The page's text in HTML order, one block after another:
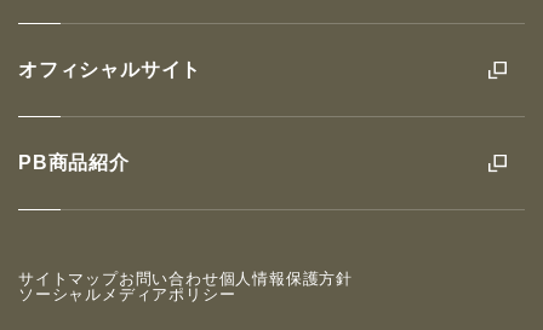
オフィシャルサイト
PB商品紹介
サイトマップお問い合わせ個人情報保護方針
ソーシャルメディアポリシー